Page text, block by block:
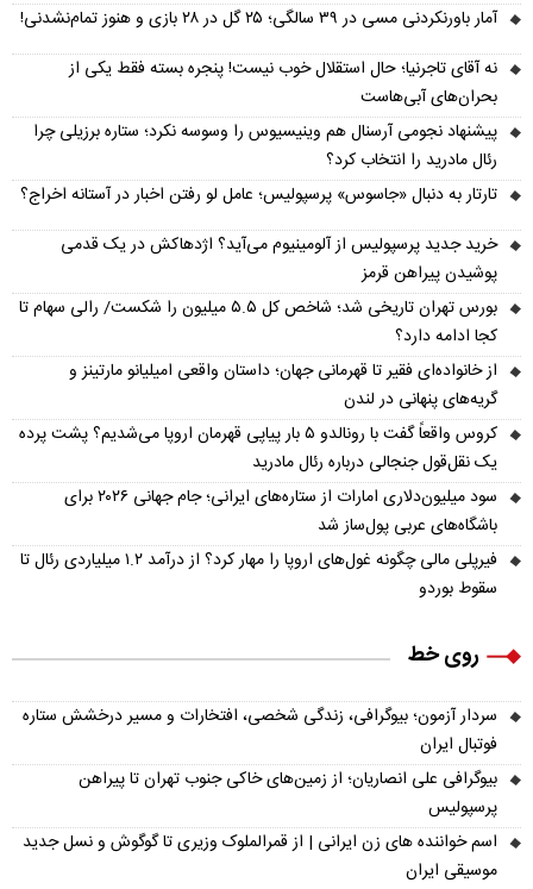
آمار باورنکردنی مسی در ۳۹ سالگی؛ ۲۵ گل در ۲۸ بازی و هنوز تمام‌نشدنی!
نه آقای تاجرنیا؛ حال استقلال خوب نیست! پنجره بسته فقط یکی از
بحران‌های آبی‌هاست
پیشنهاد نجومی آرسنال هم وینیسیوس را وسوسه نکرد؛ ستاره برزیلی چرا
رئال مادرید را انتخاب کرد؟
تارتار به دنبال «جاسوس» پرسپولیس؛ عامل لو رفتن اخبار در آستانه اخراج؟
خرید جدید پرسپولیس از آلومینیوم می‌آید؟ اژدهاکش در یک قدمی
پوشیدن پیراهن قرمز
بورس تهران تاریخی شد؛ شاخص کل ۵.۵ میلیون را شکست/ رالی سهام تا
کجا ادامه دارد؟
از خانواده‌ای فقیر تا قهرمانی جهان؛ داستان واقعی امیلیانو مارتینز و
گریه‌های پنهانی در لندن
کروس واقعاً گفت با رونالدو ۵ بار پیاپی قهرمان اروپا می‌شدیم؟ پشت پرده
یک نقل‌قول جنجالی درباره رئال مادرید
سود میلیون‌دلاری امارات از ستاره‌های ایرانی؛ جام جهانی ۲۰۲۶ برای
باشگاه‌های عربی پول‌ساز شد
فیرپلی مالی چگونه غول‌های اروپا را مهار کرد؟ از درآمد ۱.۲ میلیاردی رئال تا
سقوط بوردو
روی خط
سردار آزمون؛ بیوگرافی، زندگی شخصی، افتخارات و مسیر درخشش ستاره
فوتبال ایران
بیوگرافی علی انصاریان؛ از زمین‌های خاکی جنوب تهران تا پیراهن
پرسپولیس
اسم خواننده های زن ایرانی | از قمرالملوک وزیری تا گوگوش و نسل جدید
موسیقی ایران